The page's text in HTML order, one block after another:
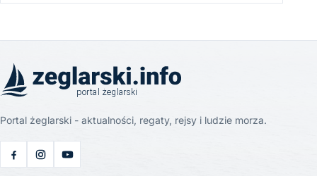
Portal żeglarski - aktualności, regaty, rejsy i ludzie morza.